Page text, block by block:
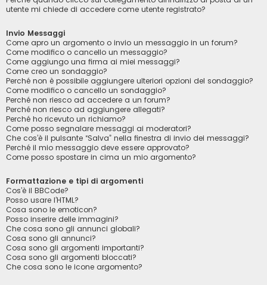
utente mi chiede di accedere come utente registrato?
Invio Messaggi
Come apro un argomento o invio un messaggio in un forum?
Come modifico o cancello un messaggio?
Come aggiungo una firma ai miei messaggi?
Come creo un sondaggio?
Perché non è possibile aggiungere ulteriori opzioni del sondaggio?
Come modifico o cancello un sondaggio?
Perché non riesco ad accedere a un forum?
Perché non riesco ad aggiungere allegati?
Perché ho ricevuto un richiamo?
Come posso segnalare messaggi ai moderatori?
Che cos’è il pulsante “Salva” nella finestra di invio dei messaggi?
Perché il mio messaggio deve essere approvato?
Come posso spostare in cima un mio argomento?
Formattazione e tipi di argomenti
Cos’è il BBCode?
Posso usare l’HTML?
Cosa sono le emoticon?
Posso inserire delle immagini?
Che cosa sono gli annunci globali?
Cosa sono gli annunci?
Cosa sono gli argomenti importanti?
Cosa sono gli argomenti bloccati?
Che cosa sono le icone argomento?